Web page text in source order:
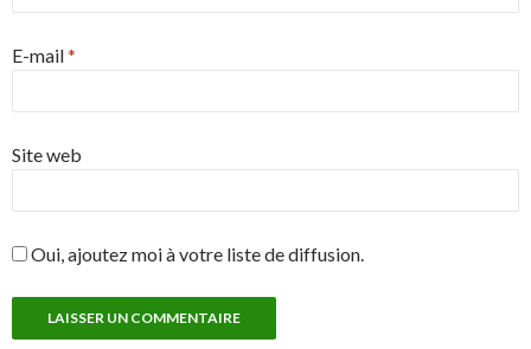
E-mail*
Site web
Oui, ajoutez moi à votre liste de diffusion.